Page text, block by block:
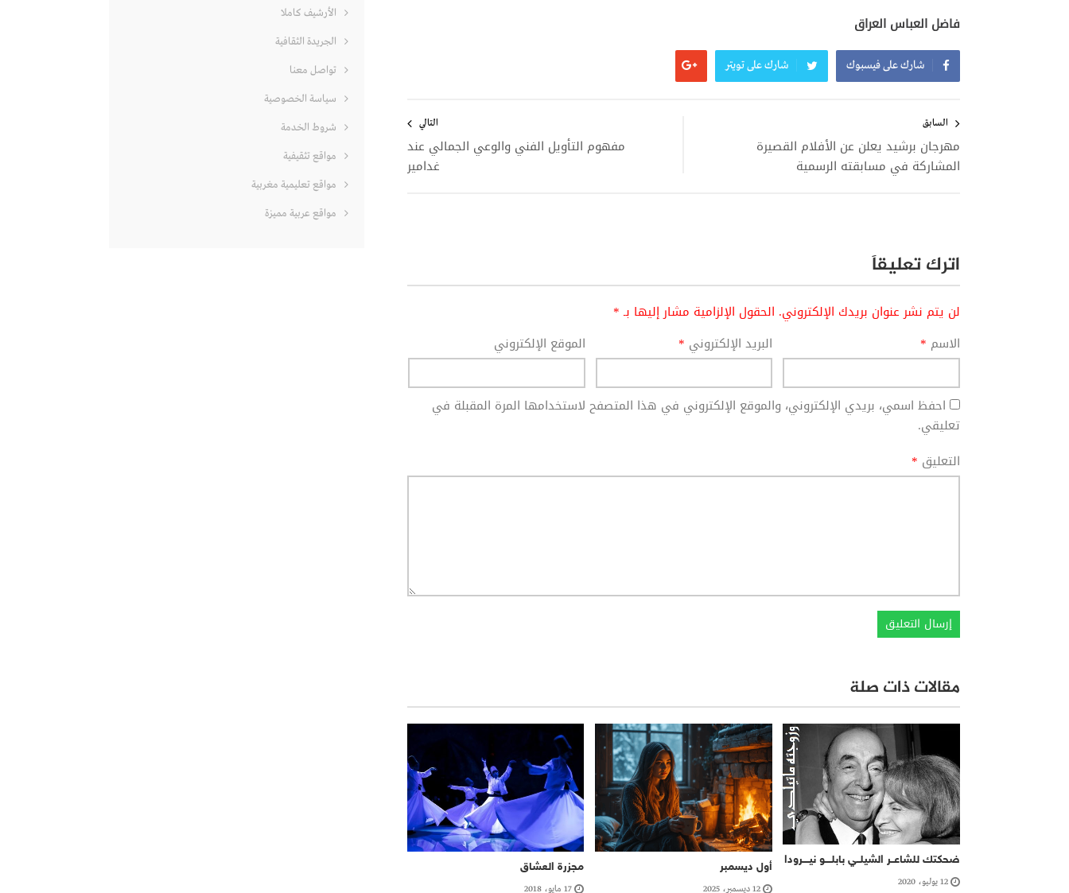
فاضل العباس العراق
شارك على فيسبوك شارك على تويتر
المقالات
السابق
مهرجان برشيد يعلن عن الأفلام القصيرة
المشاركة في مسابقته الرسمية
التالي
مفهوم التأويل الفني والوعي الجمالي عند
غدامير
اترك تعليقاً
لن يتم نشر عنوان بريدك الإلكتروني. الحقول الإلزامية مشار إليها بـ*
الاسم * البريد الإلكتروني * الموقع الإلكتروني
احفظ اسمي، بريدي الإلكتروني، والموقع الإلكتروني في هذا المتصفح لاستخدامها المرة المقبلة في
تعليقي.
التعليق *
مقالات ذات صلة
ضحكتك للشاعــر الشيلــي بابلــــو نيــــرودا
12 يوليو، 2020
أول ديسمبر
12 ديسمبر، 2025
مجزرة العشاق
17 مايو، 2018
الأرشيف كاملا
الجريدة الثقافية
تواصل معنا
سياسة الخصوصية
شروط الخدمة
مواقع تثقيفية
مواقع تعليمية مغربية
مواقع عربية مميزة